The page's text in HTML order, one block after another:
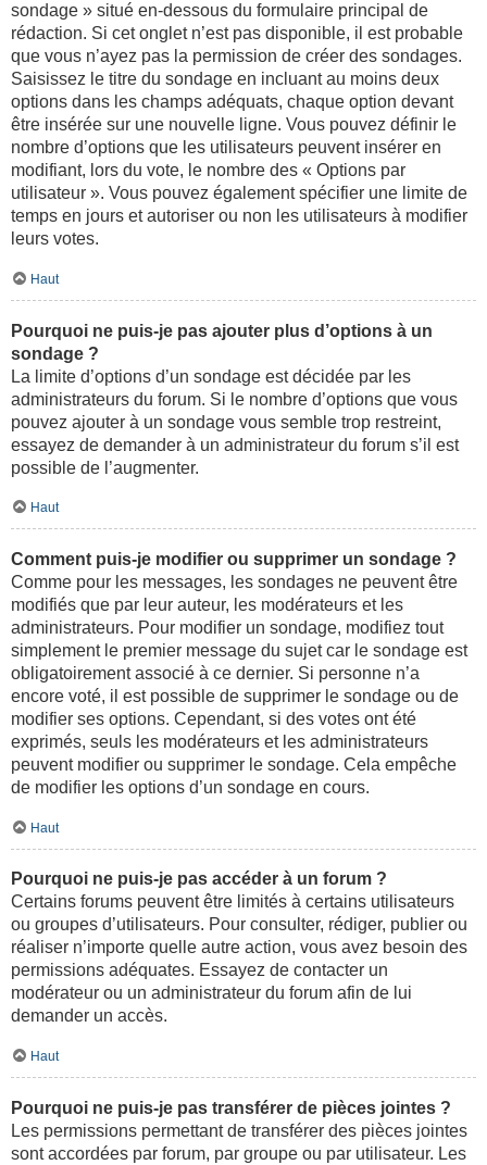
sondage » situé en-dessous du formulaire principal de
rédaction. Si cet onglet n’est pas disponible, il est probable
que vous n’ayez pas la permission de créer des sondages.
Saisissez le titre du sondage en incluant au moins deux
options dans les champs adéquats, chaque option devant
être insérée sur une nouvelle ligne. Vous pouvez définir le
nombre d’options que les utilisateurs peuvent insérer en
modifiant, lors du vote, le nombre des « Options par
utilisateur ». Vous pouvez également spécifier une limite de
temps en jours et autoriser ou non les utilisateurs à modifier
leurs votes.
Haut
Pourquoi ne puis-je pas ajouter plus d’options à un
sondage ?
La limite d’options d’un sondage est décidée par les
administrateurs du forum. Si le nombre d’options que vous
pouvez ajouter à un sondage vous semble trop restreint,
essayez de demander à un administrateur du forum s’il est
possible de l’augmenter.
Haut
Comment puis-je modifier ou supprimer un sondage ?
Comme pour les messages, les sondages ne peuvent être
modifiés que par leur auteur, les modérateurs et les
administrateurs. Pour modifier un sondage, modifiez tout
simplement le premier message du sujet car le sondage est
obligatoirement associé à ce dernier. Si personne n’a
encore voté, il est possible de supprimer le sondage ou de
modifier ses options. Cependant, si des votes ont été
exprimés, seuls les modérateurs et les administrateurs
peuvent modifier ou supprimer le sondage. Cela empêche
de modifier les options d’un sondage en cours.
Haut
Pourquoi ne puis-je pas accéder à un forum ?
Certains forums peuvent être limités à certains utilisateurs
ou groupes d’utilisateurs. Pour consulter, rédiger, publier ou
réaliser n’importe quelle autre action, vous avez besoin des
permissions adéquates. Essayez de contacter un
modérateur ou un administrateur du forum afin de lui
demander un accès.
Haut
Pourquoi ne puis-je pas transférer de pièces jointes ?
Les permissions permettant de transférer des pièces jointes
sont accordées par forum, par groupe ou par utilisateur. Les